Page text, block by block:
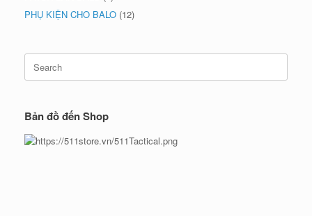
PHỤ KIỆN CHO BALO (12)
Search
for:
Bản đồ đến Shop